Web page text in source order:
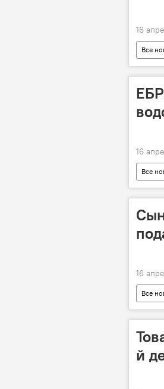
16
Все
16
Все
16
Все
й